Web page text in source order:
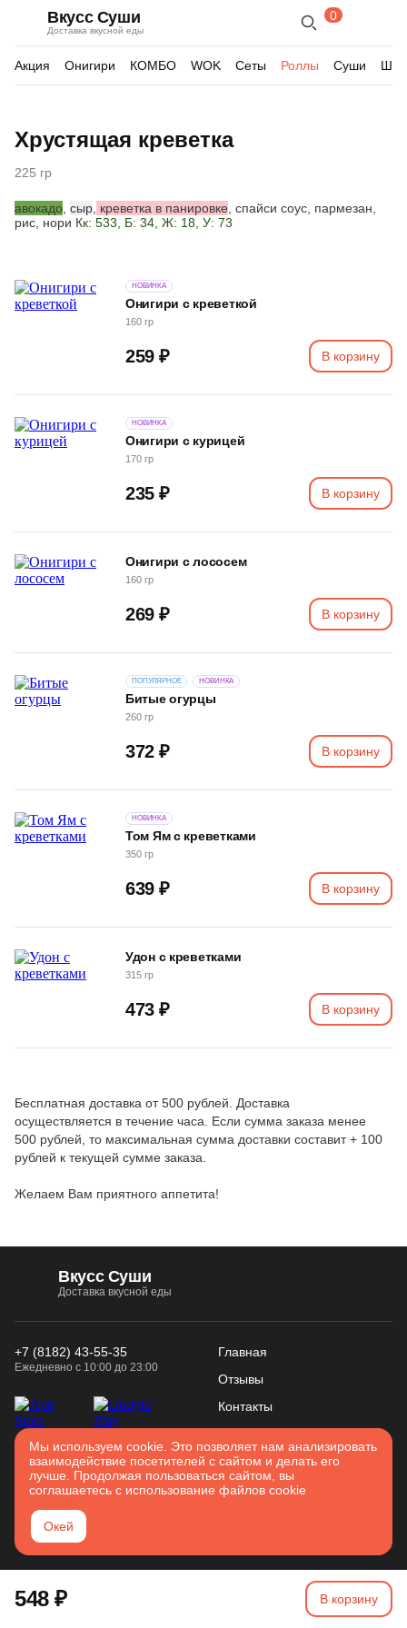
Использование
cookies
Мы используем cookie. Это позволяет нам анализировать
взаимодействие посетителей с сайтом и делать его
лучше. Продолжая пользоваться сайтом, вы
соглашаетесь с использование файлов cookie
Окей
Вкусс Суши
Доставка вкусной еды
ПоискКорзина
0
Акция Онигири КОМБО WOK Сеты Роллы Суши
Хрустящая креветка
225 гр
авокадо сыр креветка в панировке , спайси соус, пармезан,
рис, нори Кк: 533, Б: 34, Ж: 18, У: 73
548 ₽ В корзину
Онигири с креветкой
НОВИНКА
160 гр
259 ₽ В корзину
Онигири с курицей
НОВИНКА
170 гр
235 ₽ В корзину
Онигири с лососем
160 гр
269 ₽ В корзину
Битые огурцы
ПОПУЛЯРНОЕ НОВИНКА
260 гр
372 ₽ В корзину
Том Ям с креветками
НОВИНКА
350 гр
639 ₽ В корзину
Удон с креветками
315 гр
473 ₽ В корзину
товара
Бесплатная доставка от 500 рублей. Доставка
осуществляется в течение часа. Если сумма заказа менее
500 рублей, то максимальная сумма доставки составит + 100
рублей к текущей сумме заказа.
Желаем Вам приятного аппетита!
Вкусс Суши
Доставка вкусной еды
+7 (8182) 43-55-35
Ежедневно с 10:00 до 23:00
Войти
Главная
Отзывы
Контакты
Соглашение
Карта сайта
Архангельск
Разработано в